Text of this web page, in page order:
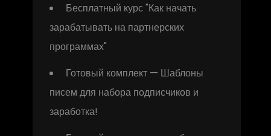
Бесплатный курс "Как начать
зарабатывать на партнерских
программах"
Готовый комплект — Шаблоны
писем для набора подписчиков и
заработка!